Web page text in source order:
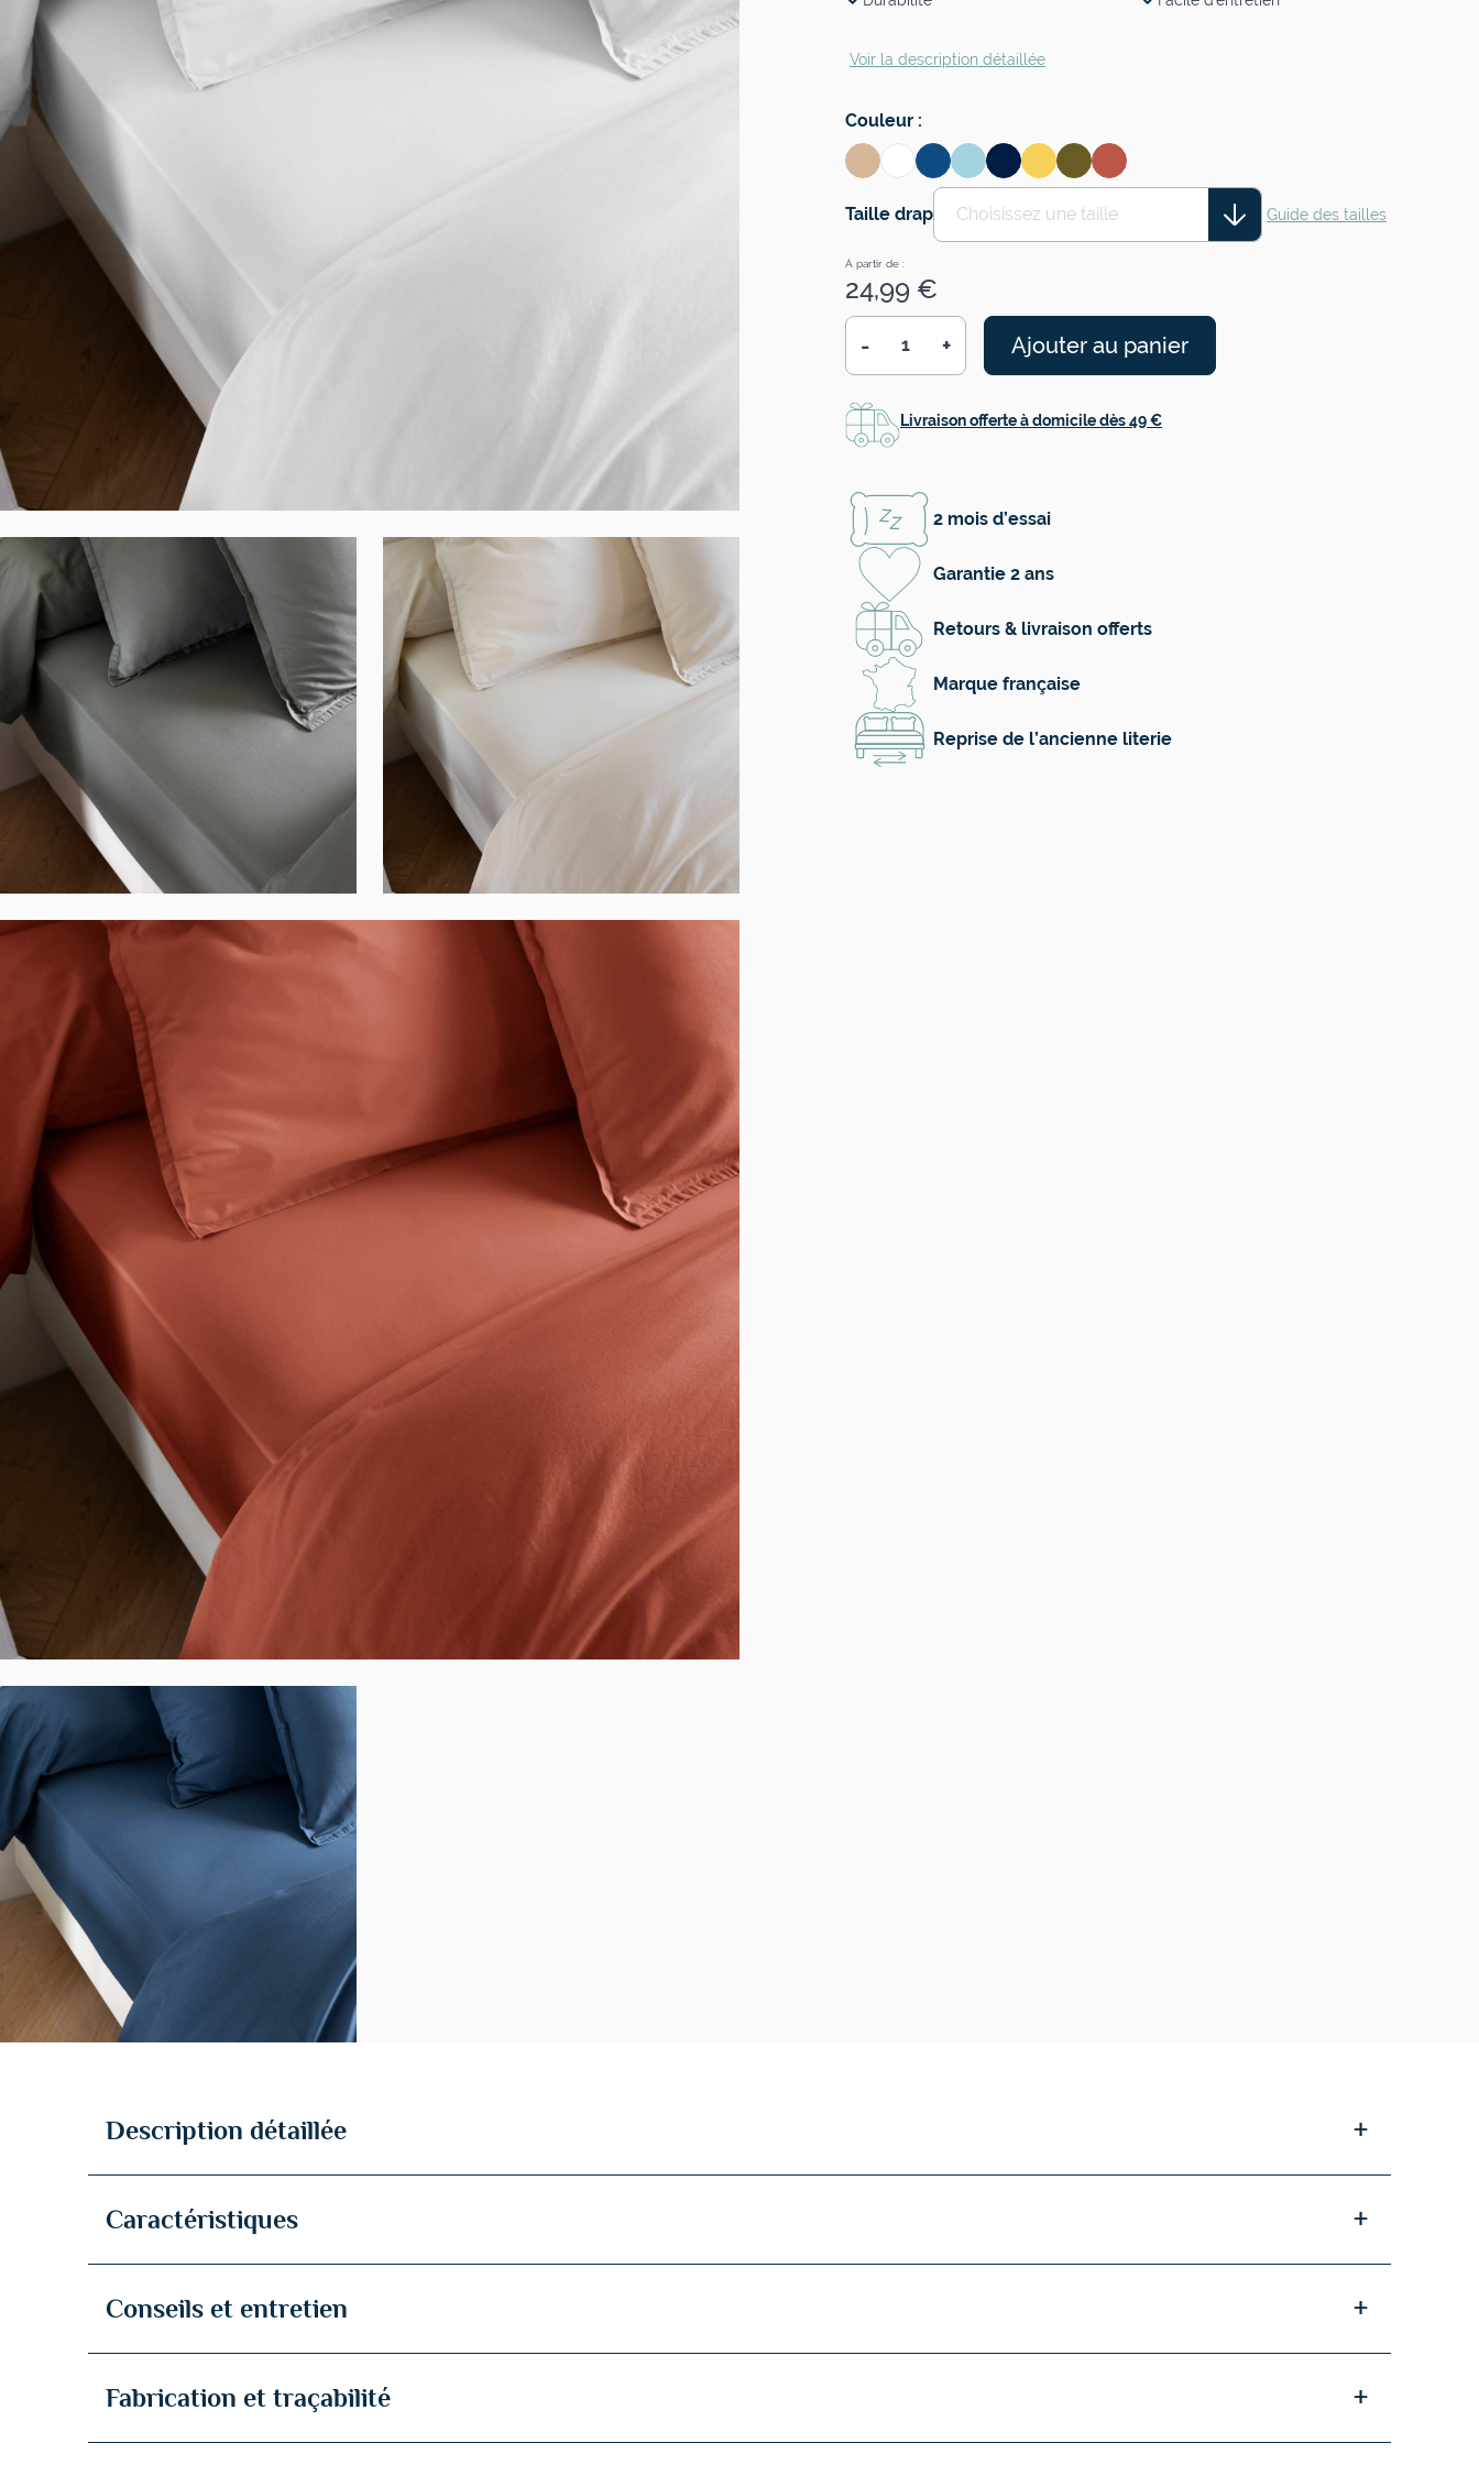
Voir la description détaillée
Couleur :
Taille drap Guide des tailles
Choisissez une taille
À partir de :
24,99 €
Quantité
- + Ajouter au panier
Livraison offerte à domicile dès 49 €
2 mois d’essai
Garantie 2 ans
Retours & livraison offerts
Marque française
Reprise de l’ancienne literie
Description détaillée +
Caractéristiques +
Conseils et entretien +
Fabrication et traçabilité +